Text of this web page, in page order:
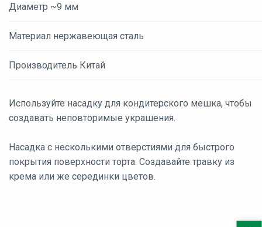
Диаметр ~9 мм
Материал нержавеющая сталь
Производитель Китай
Используйте насадку для кондитерского мешка, чтобы
создавать неповторимые украшения.
Насадка с несколькими отверстиями для быстрого
покрытия поверхности торта. Создавайте травку из
крема или же серединки цветов.